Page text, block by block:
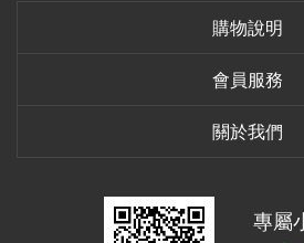
購物說明
會員服務
關於我們
專屬